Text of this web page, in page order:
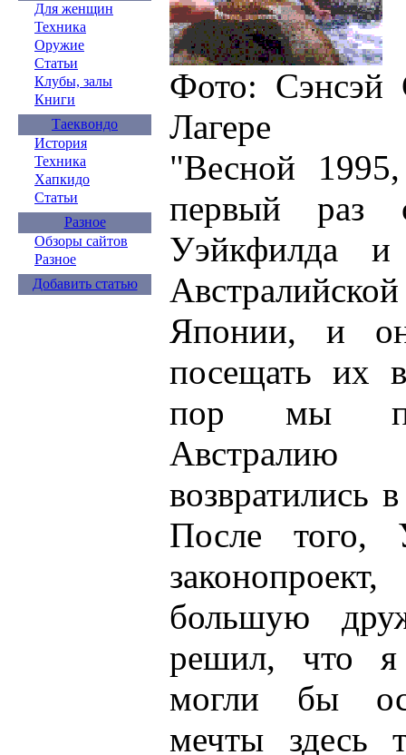
Для женщин
Техника
Оружие
Статьи
Клубы, залы
Книги
Таеквондо
История
Техника
Хапкидо
Статьи
Разное
Обзоры сайтов
Разное
Добавить статью
Фото: Сэнсэй
Лагере
"Весной
первый раз
Уэйкфилда и
Японии, и
посещать их
пор мы
возвратились
После того,
большую
решил, что я
могли бы
мечты здесь